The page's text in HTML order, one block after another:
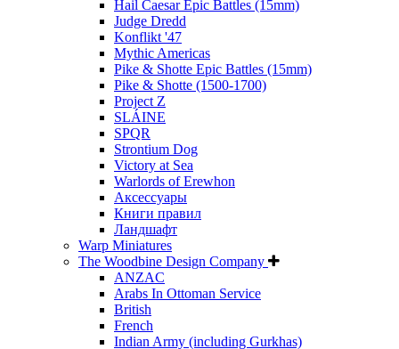
Hail Caesar Epic Battles (15mm)
Judge Dredd
Konflikt '47
Mythic Americas
Pike & Shotte Epic Battles (15mm)
Pike & Shotte (1500-1700)
Project Z
SLÁINE
SPQR
Strontium Dog
Victory at Sea
Warlords of Erewhon
Аксессуары
Книги правил
Ландшафт
Warp Miniatures
The Woodbine Design Company
ANZAC
Arabs In Ottoman Service
British
French
Indian Army (including Gurkhas)